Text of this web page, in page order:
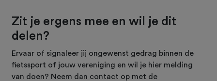
Zit je ergens mee en wil je dit
delen?
Ervaar of signaleer jij ongewenst gedrag binnen de
fietssport of jouw vereniging en wil je hier melding
van doen? Neem dan contact op met de